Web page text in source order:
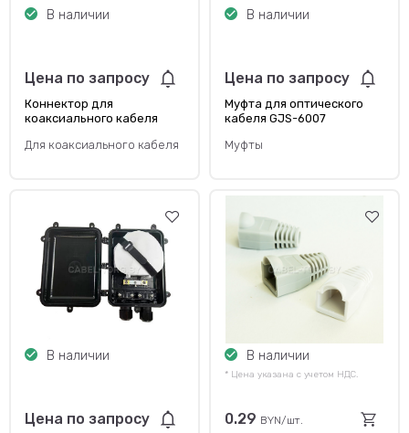
В наличии
Цена по запросу
Коннектор для
коаксиального кабеля
Для коаксиального кабеля
В наличии
Цена по запросу
Муфта для оптического
кабеля GJS-6007
Муфты
В наличии
Цена по запросу
В наличии
* Цена указана с учетом НДС.
0.29 BYN/шт.